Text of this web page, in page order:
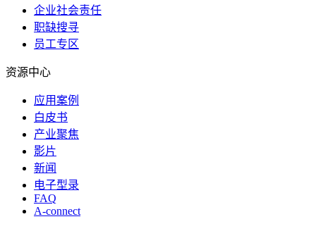
企业社会责任
职缺搜寻
员工专区
资源中心
应用案例
白皮书
产业聚焦
影片
新闻
电子型录
FAQ
A-connect